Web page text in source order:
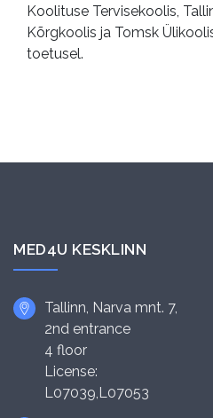
Koolituse Tervisekoolis,
Kõrgkoolis ja Tomsk
toetusel.
MED4U KESKLINN
Tallinn, Narva mnt. 7,
2nd entrance
4 floor
License:
L07039,L07053